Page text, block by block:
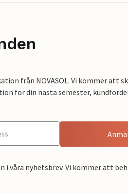
från NOVASOL. Vi kommer att
för din nästa semester,
i våra nyhetsbrev. Vi kommer att